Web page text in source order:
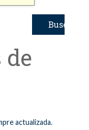
de
actualizada.